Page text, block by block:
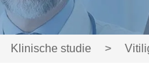
Klinische studie >